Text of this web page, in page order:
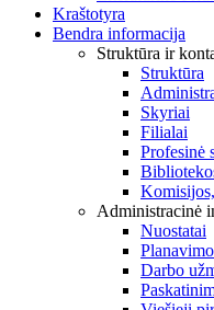
Kraštotyra
Bendra informacija
Struktūra ir
Struktūra
Skyriai
Filialai
Profesinė
Administracinė
Nuostatai
Darbo